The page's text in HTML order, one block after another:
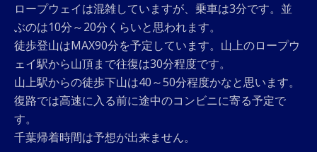
ロープウェイは混雑していますが、乗車は3分です。並
ぶのは10分～20分くらいと思われます。
徒歩登山はMAX90分を予定しています。山上のロープウ
ェイ駅から山頂まで往復は30分程度です。
山上駅からの徒歩下山は40～50分程度かなと思います。
復路では高速に入る前に途中のコンビニに寄る予定で
す。
千葉帰着時間は予想が出来ません。